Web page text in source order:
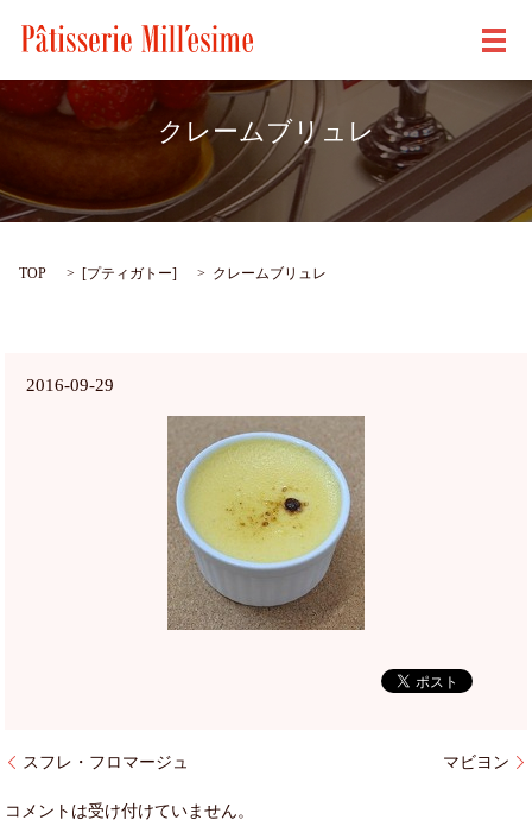
メ
クレームブリュレ
TOP [プティガトー] クレームブリュレ
2016-09-29
スフレ・フロマージュ マビヨン
コメントは受け付けていません。